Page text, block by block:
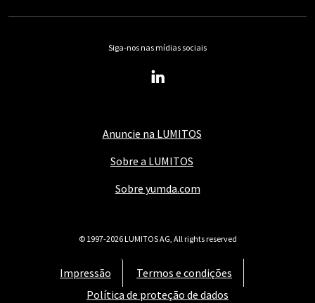
Anuncie na LUMITOS
Sobre a LUMITOS
Sobre yumda.com
Impressão
Termos e condições
Política de proteção de dados
Siga-nos nas mídias sociais
© 1997-2026 LUMITOS AG, All rights reserved